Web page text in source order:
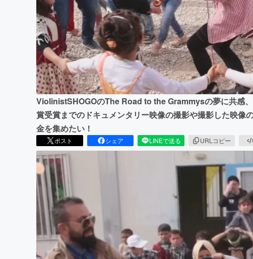
ViolinistSHOGOのThe Road to the Grammysの夢に共感
賞受賞までのドキュメンタリー映像の撮影や撮影した映像
金を集めたい！
ポスト シェア LINEで送る URLコピー